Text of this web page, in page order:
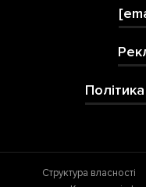
Структура власності